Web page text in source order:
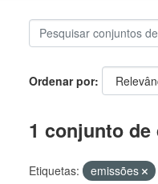
Ordenar por
1 conjunto
Etiquetas: emissões